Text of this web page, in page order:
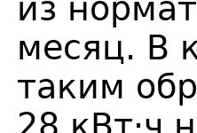
из
месяц. В
таким